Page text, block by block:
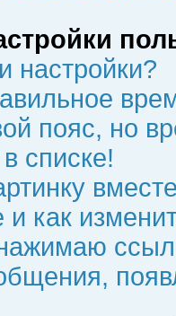
настройки?
пояс, но
списке!
и как